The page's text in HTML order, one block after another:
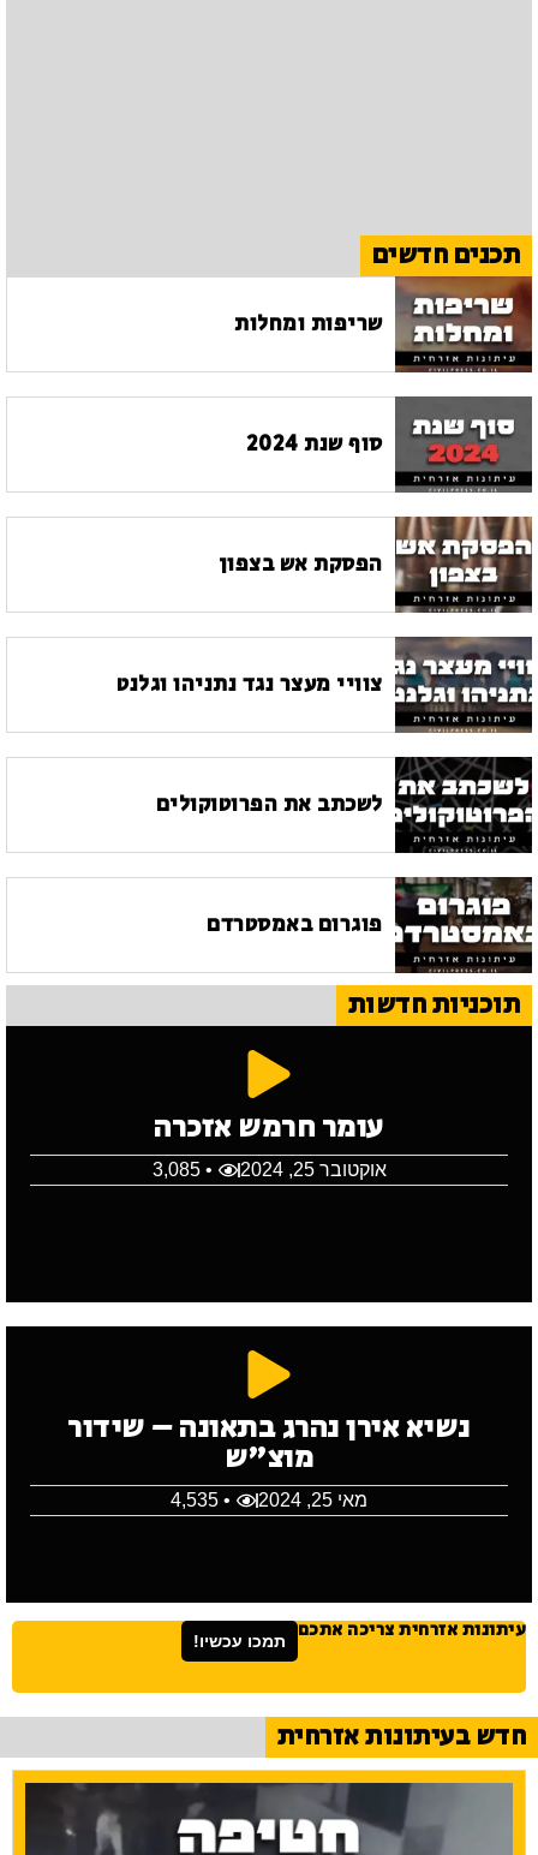
תכנים חדשים
שריפות ומחלות
סוף שנת 2024
הפסקת אש בצפון
צוויי מעצר נגד נתניהו וגלנט
לשכתב את הפרוטוקולים
פוגרום באמסטרדם
תוכניות חדשות
עומר חרמש אזכרה
אוקטובר 25, 2024 • 3,085
נשיא אירן נהרג בתאונה – שידור
מוצ"ש
מאי 25, 2024 • 4,535
עיתונות אזרחית צריכה אתכם תמכו עכשיו!
חדש בעיתונות אזרחית